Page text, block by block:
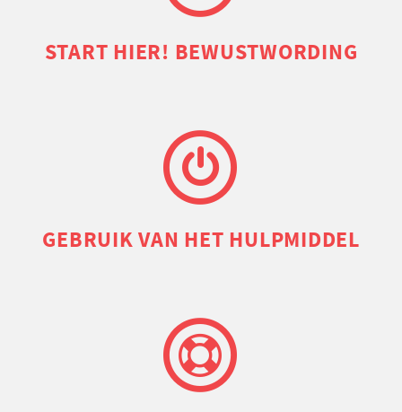
START HIER! BEWUSTWORDING
GEBRUIK VAN HET HULPMIDDEL